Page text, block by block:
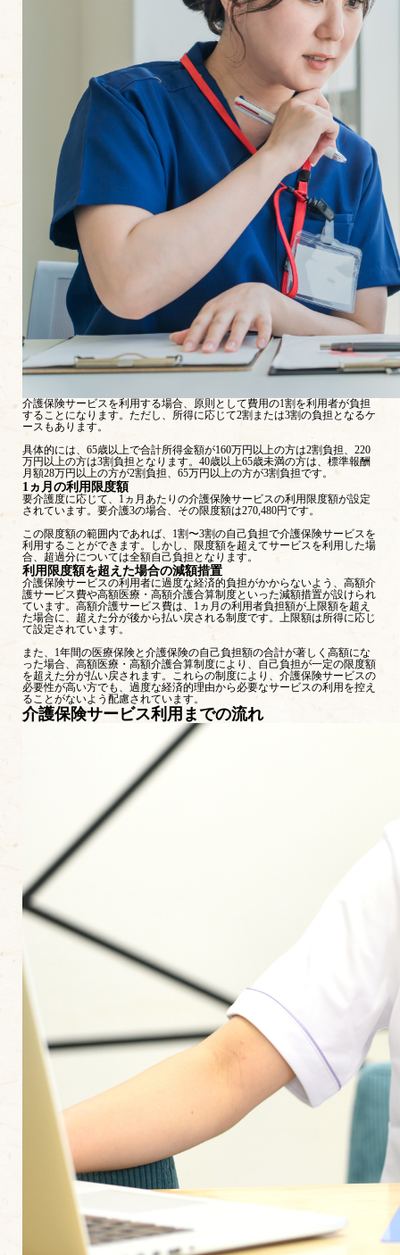
介護保険サービスを利用する場合、原則として費用の1割を利用者が負担
することになります。ただし、所得に応じて2割または3割の負担となるケ
ースもあります。
具体的には、65歳以上で合計所得金額が160万円以上の方は2割負担、220
万円以上の方は3割負担となります。40歳以上65歳未満の方は、標準報酬
月額28万円以上の方が2割負担、65万円以上の方が3割負担です。
1ヵ月の利用限度額
要介護度に応じて、1ヵ月あたりの介護保険サービスの利用限度額が設定
されています。要介護3の場合、その限度額は270,480円です。
この限度額の範囲内であれば、1割〜3割の自己負担で介護保険サービスを
利用することができます。しかし、限度額を超えてサービスを利用した場
合、超過分については全額自己負担となります。
利用限度額を超えた場合の減額措置
介護保険サービスの利用者に過度な経済的負担がかからないよう、高額介
護サービス費や高額医療・高額介護合算制度といった減額措置が設けられ
ています。 高額介護サービス費は、1ヵ月の利用者負担額が上限額を超え
た場合に、超えた分が後から払い戻される制度です。上限額は所得に応じ
て設定されています。
また、1年間の医療保険と介護保険の自己負担額の合計が著しく高額にな
った場合、高額医療・高額介護合算制度により、自己負担が一定の限度額
を超えた分が払い戻されます。 これらの制度により、介護保険サービスの
必要性が高い方でも、過度な経済的理由から必要なサービスの利用を控え
ることがないよう配慮されています。
介護保険サービス利用までの流れ